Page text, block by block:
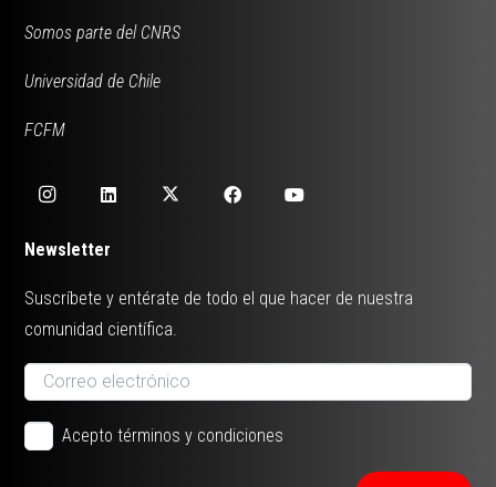
Somos parte del CNRS
Universidad de Chile
FCFM
Newsletter
Suscríbete y entérate de todo el que hacer de nuestra
comunidad científica.
Acepto términos y condiciones